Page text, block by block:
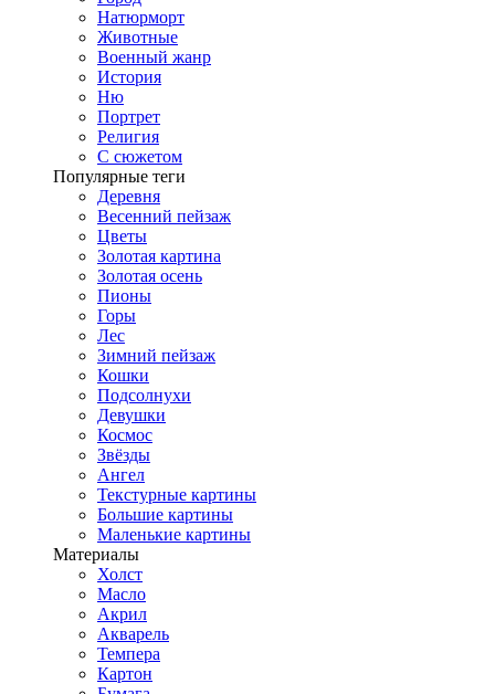
Натюрморт
Животные
Военный жанр
История
Ню
Портрет
Религия
С сюжетом
Популярные теги
Деревня
Весенний пейзаж
Цветы
Золотая картина
Золотая осень
Пионы
Горы
Лес
Зимний пейзаж
Кошки
Подсолнухи
Девушки
Космос
Звёзды
Ангел
Текстурные картины
Большие картины
Маленькие картины
Материалы
Холст
Масло
Акрил
Акварель
Темпера
Картон